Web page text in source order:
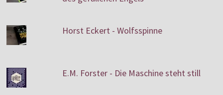
Horst Eckert - Wolfsspinne
E.M. Forster - Die Maschine steht still